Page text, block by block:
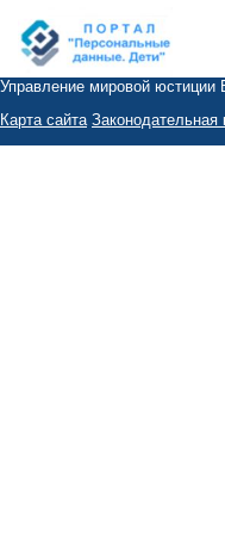
Управление мировой юстиции
Карта сайта Законодательная